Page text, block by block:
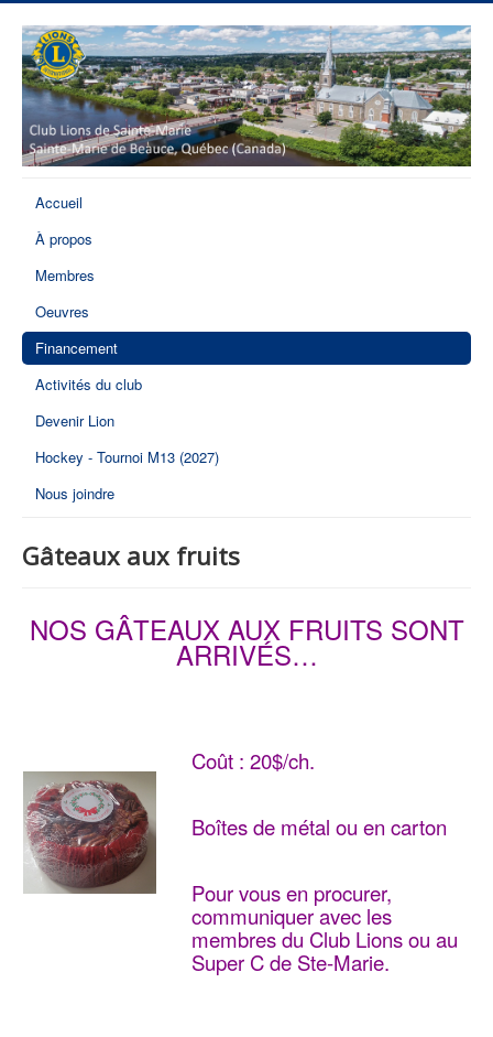
Accueil
À propos
Membres
Oeuvres
Financement
Activités du club
Devenir Lion
Hockey - Tournoi M13 (2027)
Nous joindre
Gâteaux aux fruits
NOS GÂTEAUX AUX FRUITS SONT
ARRIVÉS…
Coût : 20$/ch.
Boîtes de métal ou en carton
Pour vous en procurer,
communiquer avec les
membres du Club Lions ou au
Super C de Ste-Marie.